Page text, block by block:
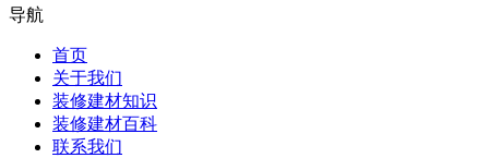
导航
首页
关于我们
装修建材知识
装修建材百科
联系我们